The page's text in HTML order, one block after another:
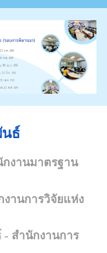
ธ์
กงานมาตรฐาน
านการวิจัยแห่ง
สำนักงานการ